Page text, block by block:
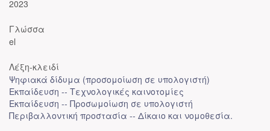
2023
Γλώσσα
el
Λέξη-κλειδί
Ψηφιακά δίδυμα (προσομοίωση σε υπολογιστή)
Εκπαίδευση -- Τεχνολογικές καινοτομίες
Εκπαίδευση -- Προσωμοίωση σε υπολογιστή
Περιβαλλοντική προστασία -- Δίκαιο και νομοθεσία.